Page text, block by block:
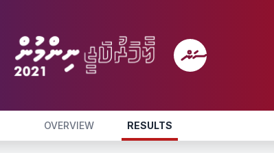
RESULTS
OVERVIEW